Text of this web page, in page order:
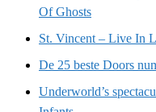
Of Ghosts
St. Vincent – Live In
De 25 beste Doors
Underworld’s